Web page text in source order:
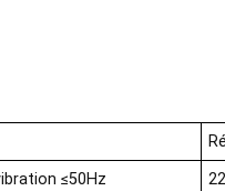
≤50Hz